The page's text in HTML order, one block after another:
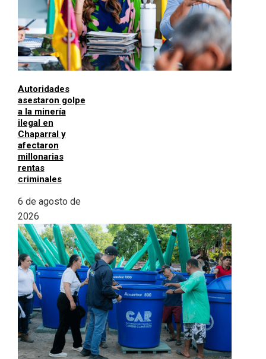
Autoridades
asestaron golpe
a la minería
ilegal en
Chaparral y
afectaron
millonarias
rentas
criminales
6 de agosto de
2026